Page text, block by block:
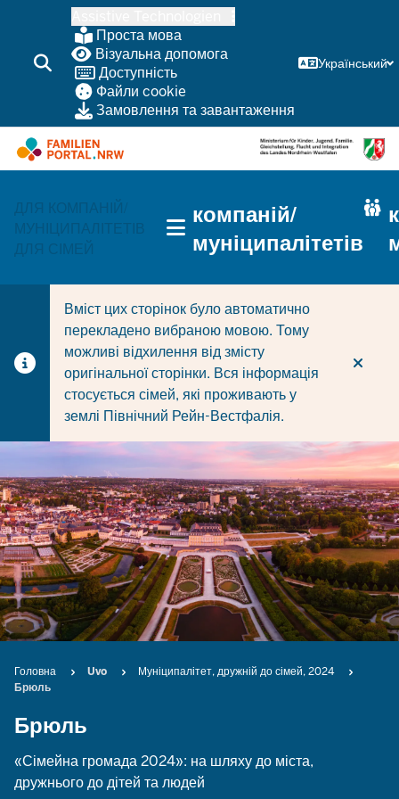
основного
змісту
Проста мова
Візуальна допомога
Доступність
Файли cookie
Замовлення та завантаження
Український
ДЛЯ КОМПАНІЙ/
МУНІЦИПАЛІТЕТІВ
ДЛЯ СІМЕЙ
(TRÄGERBEREICH)
компаній/
муніципалітетів
Вміст цих сторінок було автоматично
перекладено вибраною мовою. Тому
можливі відхилення від змісту
оригінальної сторінки. Вся інформація
стосується сімей, які проживають у
землі Північний Рейн-Вестфалія.
Breadcrumb
Головна Uvo
Муніципалітет, дружній до сімей, 2024
Брюль
Брюль
«Сімейна громада 2024»: на шляху до міста,
дружнього до дітей та людей